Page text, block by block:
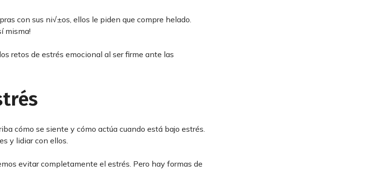
con sus ni√±os, ellos le piden que compre helado.
misma!
retos de estrés emocional al ser firme ante las
cómo se siente y cómo actúa cuando está bajo estrés.
y lidiar con ellos.
evitar completamente el estrés. Pero hay formas de